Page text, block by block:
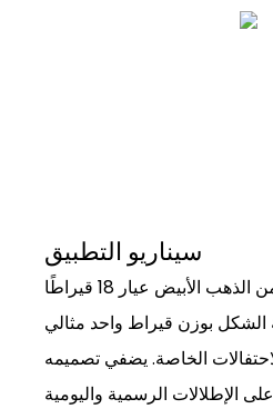
سيناريو التطبيق
هذا العقد المصنوع من الذهب الأبيض عيار 18 قيراطًا
بوزن قيراط واحد مثالي
الخاصة. يضفي تصميمه
الإطلالات الرسمية واليومية